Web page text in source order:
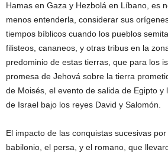
Hamas en Gaza y Hezbolá en Líbano, es
menos entenderla, considerar sus
tiempos bíblicos cuando los pueblos
filisteos, cananeos, y otras tribus en la
predominio de estas tierras, que para los
promesa de Jehová sobre la tierra
de Moisés, el evento de salida de Egipto y
de Israel bajo los reyes David y Salomón.
El impacto de las conquistas sucesivas
babilonio, el persa, y el romano, que